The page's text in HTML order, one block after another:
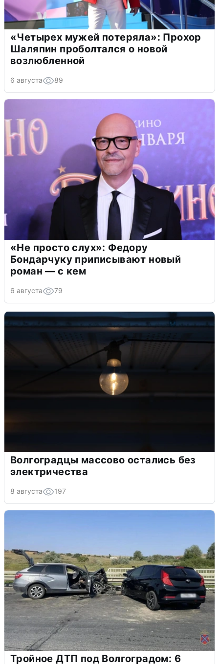
«Четырех мужей потеряла»: Прохор
Шаляпин проболтался о новой
возлюбленной
6 августа 89
«Не просто слух»: Федору
Бондарчуку приписывают новый
роман — с кем
6 августа 79
Волгоградцы массово остались без
электричества
8 августа 197
Тройное ДТП под Волгоградом: 6